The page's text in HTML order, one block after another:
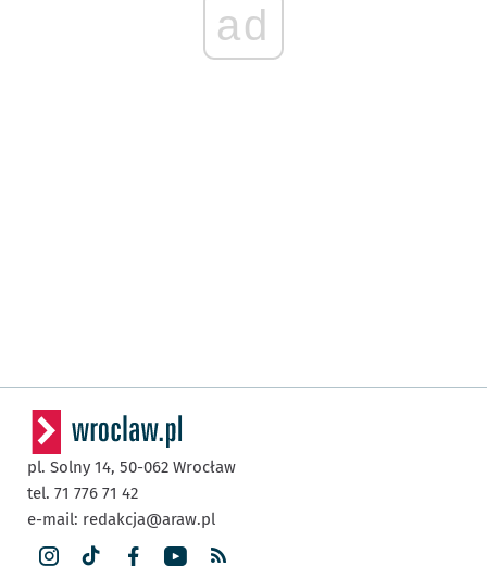
ad
pl. Solny 14, 50-062 Wrocław
tel. 71 776 71 42
e-mail: redakcja@araw.pl